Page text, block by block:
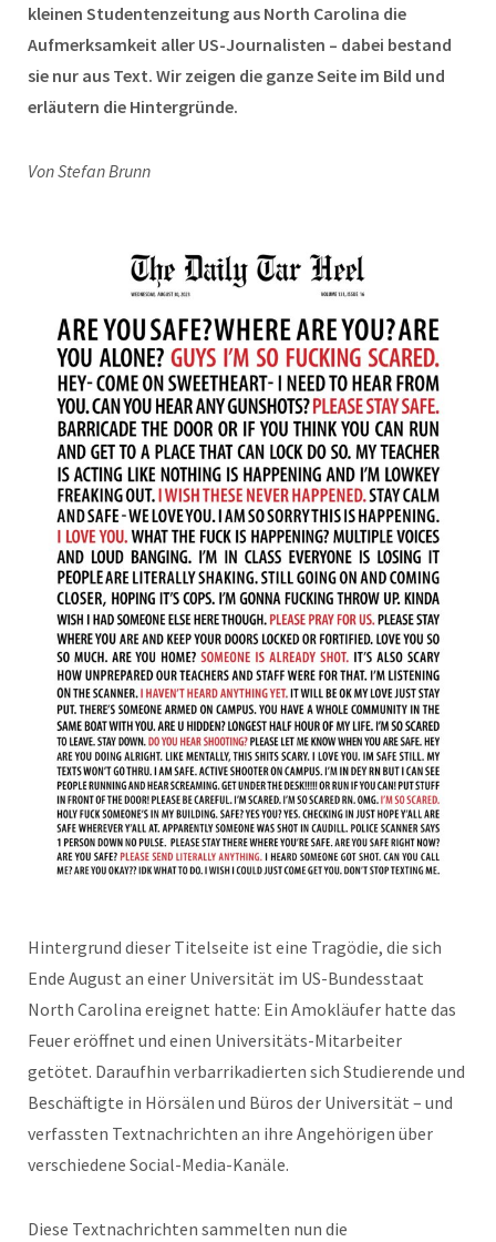
kleinen Studentenzeitung aus North Carolina die
Aufmerksamkeit aller US-Journalisten – dabei bestand
sie nur aus Text. Wir zeigen die ganze Seite im Bild und
erläutern die Hintergründe.
Von Stefan Brunn
Hintergrund dieser Titelseite ist eine Tragödie, die sich
Ende August an einer Universität im US-Bundesstaat
North Carolina ereignet hatte: Ein Amokläufer hatte das
Feuer eröffnet und einen Universitäts-Mitarbeiter
getötet. Daraufhin verbarrikadierten sich Studierende und
Beschäftigte in Hörsälen und Büros der Universität – und
verfassten Textnachrichten an ihre Angehörigen über
verschiedene Social-Media-Kanäle.
Diese Textnachrichten sammelten nun die